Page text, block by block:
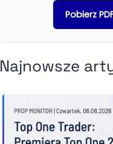
Pobierz
Najnowsze